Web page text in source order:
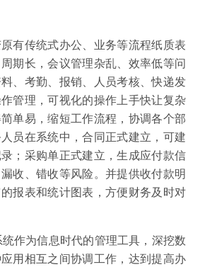
有传统式办公、业务等流程纸质表
期长，会议管理杂乱、效率低等问
、考勤、报销、人员考核、快递发
管理，可视化的操作上手快让复杂
单易，缩短工作流程，协调各个部
员在系统中，合同正式建立，可建
；采购单正式建立，生成应付款信
收、错收等风险。并提供收付款明
报表和统计图表，方便财务及时对
作为信息时代的管理工具，深挖数
用相互之间协调工作，达到提高办